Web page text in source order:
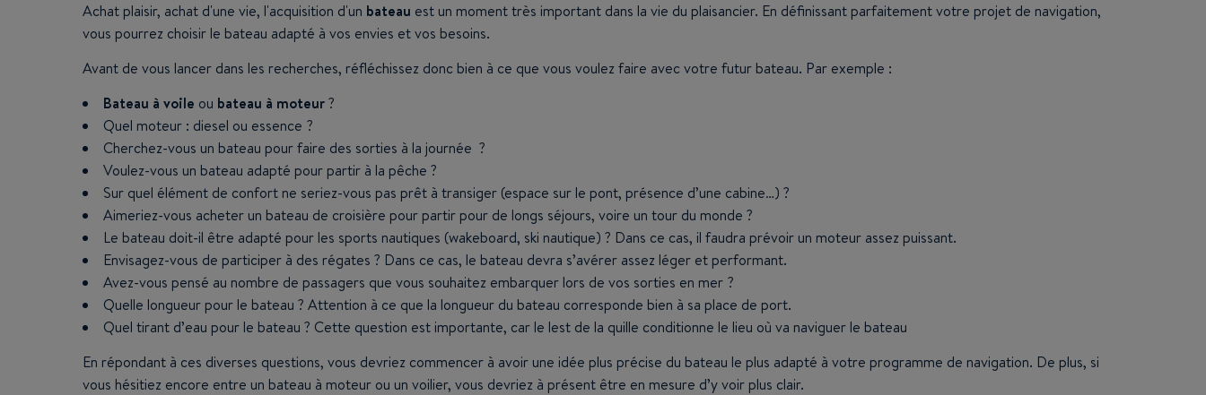
Achat plaisir, achat d'une vie, l'acquisition d'un bateau est un moment très important dans la vie du plaisancier. En définissant parfaitement votre projet de navigation,
vous pourrez choisir le bateau adapté à vos envies et vos besoins.
Avant de vous lancer dans les recherches, réfléchissez donc bien à ce que vous voulez faire avec votre futur bateau. Par exemple :
Bateau à voile ou bateau à moteur?
Quel moteur : diesel ou essence ?
Cherchez-vous un bateau pour faire des sorties à la journée ?
Voulez-vous un bateau adapté pour partir à la pêche ?
Sur quel élément de confort ne seriez-vous pas prêt à transiger (espace sur le pont, présence d’une cabine…) ?
Aimeriez-vous acheter un bateau de croisière pour partir pour de longs séjours, voire un tour du monde ?
Le bateau doit-il être adapté pour les sports nautiques (wakeboard, ski nautique) ? Dans ce cas, il faudra prévoir un moteur assez puissant.
Envisagez-vous de participer à des régates ? Dans ce cas, le bateau devra s’avérer assez léger et performant.
Avez-vous pensé au nombre de passagers que vous souhaitez embarquer lors de vos sorties en mer ?
Quelle longueur pour le bateau ? Attention à ce que la longueur du bateau corresponde bien à sa place de port.
Quel tirant d’eau pour le bateau ? Cette question est importante, car le lest de la quille conditionne le lieu où va naviguer le bateau
En répondant à ces diverses questions, vous devriez commencer à avoir une idée plus précise du bateau le plus adapté à votre programme de navigation. De plus, si
vous hésitiez encore entre un bateau à moteur ou un voilier, vous devriez à présent être en mesure d’y voir plus clair.